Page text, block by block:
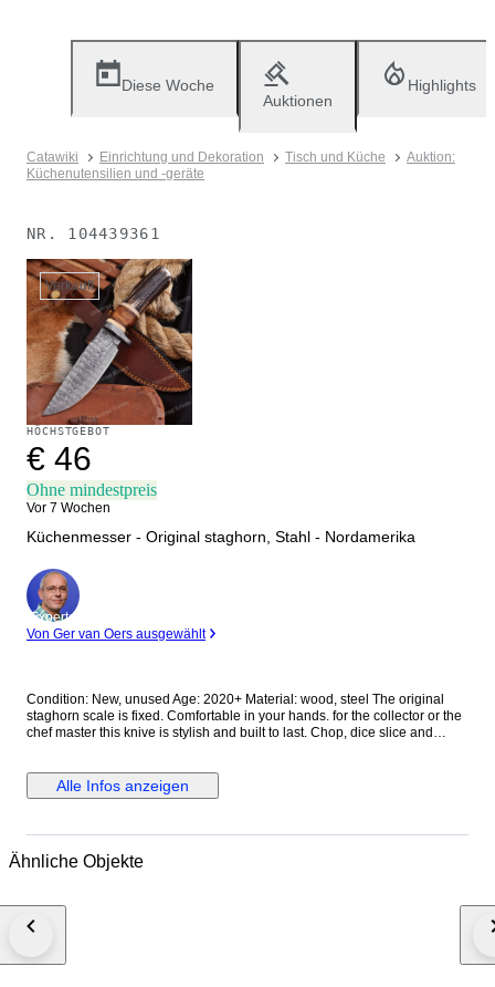
Diese Woche
Auktionen
Highlights
Catawiki Einrichtung und Dekoration Tisch und Küche
Auktion:
Küchenutensilien und -geräte
NR. 104439361
Verkauft
HÖCHSTGEBOT
€ 46
Ohne mindestpreis
Vor 7 Wochen
Küchenmesser - Original staghorn, Stahl - Nordamerika
Experte
Von Ger van Oers ausgewählt
Condition: New, unused Age: 2020+ Material: wood, steel The original
staghorn scale is fixed. Comfortable in your hands. for the collector or the
chef master this knive is stylish and built to last. Chop, dice slice and
is particularly reactive to high acid products. Therefore, it is imperative that
you rinse your blade and wipe it dry and put some oil after cutting
will begin to cor rod the steel and damage your blade. apply a pea- sized
to edge, not directly touch the edge of your knives with your fingers.
Alle Infos anzeigen
Ähnliche Objekte